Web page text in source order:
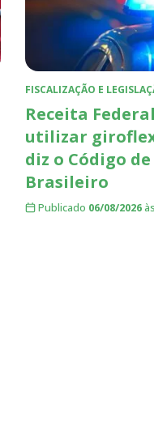
FISCALIZAÇÃO E
Receita
utilizar
diz o Código
Brasileiro
Publicado 06/08/2026às